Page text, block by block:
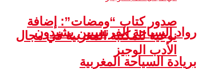
رواد السياحة الفرنسيين يشيدون
بريادة السياحة المغربية
صدور كتاب “ومضات”: إضافة
نوعية للمكتبة المغربية في مجال
الأدب الوجيز